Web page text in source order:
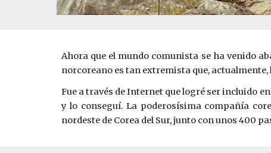
Ahora que el mundo comunista se ha venido
norcoreano es tan extremista que,
Fue a través de Internet que logré ser incluido
y lo conseguí. La poderosísima compañía
nordeste de Corea del Sur, junto con unos 400